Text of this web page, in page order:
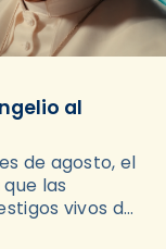
al
de agosto, el
las
vivos del